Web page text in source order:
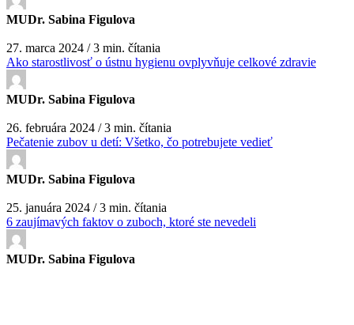
MUDr. Sabina Figulova
27. marca 2024 / 3 min. čítania
Ako starostlivosť o ústnu hygienu ovplyvňuje celkové zdravie
MUDr. Sabina Figulova
26. februára 2024 / 3 min. čítania
Pečatenie zubov u detí: Všetko, čo potrebujete vedieť
MUDr. Sabina Figulova
25. januára 2024 / 3 min. čítania
6 zaujímavých faktov o zuboch, ktoré ste nevedeli
MUDr. Sabina Figulova